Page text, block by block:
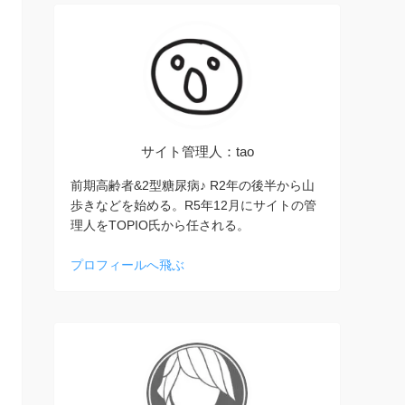
サイト管理人：tao
前期高齢者&2型糖尿病♪ R2年の後半から山
歩きなどを始める。R5年12月にサイトの管
理人をTOPIO氏から任される。
プロフィールへ飛ぶ